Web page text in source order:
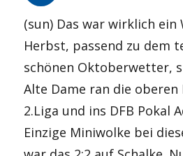
(sun) Das war wirklich
Herbst, passend zu dem
schönen Oktoberwetter,
Alte Dame ran die oberen
2.Liga und ins DFB Pokal
Einzige Miniwolke bei